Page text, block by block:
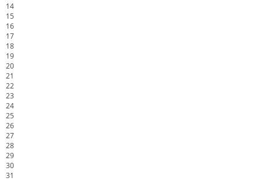
14
15
16
17
18
19
20
21
22
23
24
25
26
27
28
29
30
31